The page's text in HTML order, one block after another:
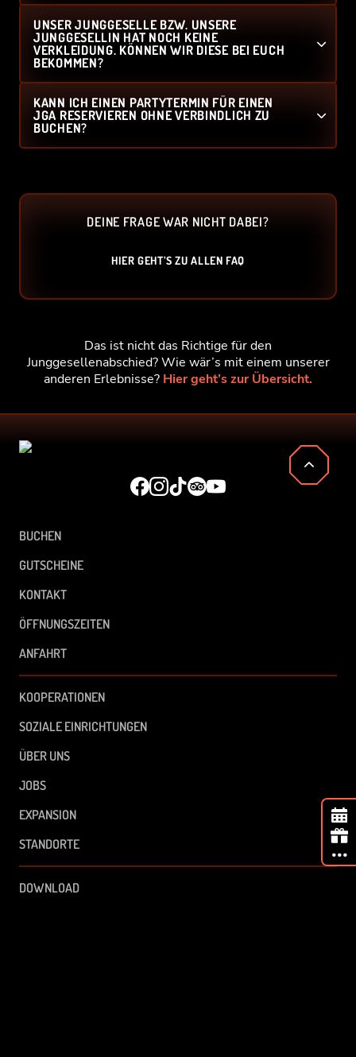
UNSER JUNGGESELLE BZW. UNSERE
JUNGGESELLIN HAT NOCH KEINE
VERKLEIDUNG. KÖNNEN WIR DIESE BEI EUCH
BEKOMMEN?
KANN ICH EINEN PARTYTERMIN FÜR EINEN
JGA RESERVIEREN OHNE VERBINDLICH ZU
BUCHEN?
DEINE FRAGE WAR NICHT DABEI?
HIER GEHT’S ZU ALLEN FAQ
Das ist nicht das Richtige für den
Junggesellenabschied? Wie wär’s mit einem unserer
anderen Erlebnisse? Hier geht’s zur Übersicht.
BUCHEN
GUTSCHEINE
KONTAKT
ÖFFNUNGSZEITEN
ANFAHRT
KOOPERATIONEN
SOZIALE EINRICHTUNGEN
ÜBER UNS
JOBS
EXPANSION
STANDORTE
DOWNLOAD